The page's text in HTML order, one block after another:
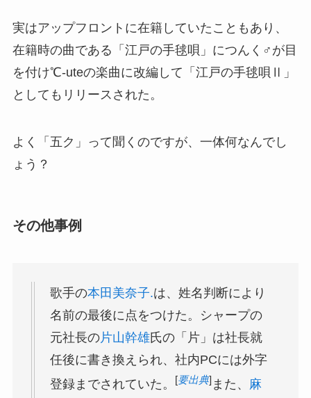
実はアップフロントに在籍していたこともあり、
在籍時の曲である「江戸の手毬唄」につんく♂が目
を付け℃-uteの楽曲に改編して「江戸の手毬唄Ⅱ」
としてもリリースされた。
よく「五ク」って聞くのですが、一体何なんでし
ょう？
その他事例
歌手の本田美奈子.は、姓名判断により
名前の最後に点をつけた。シャープの
元社長の片山幹雄氏の「片」は社長就
任後に書き換えられ、社内PCには外字
登録までされていた。
[要出典] また、
麻